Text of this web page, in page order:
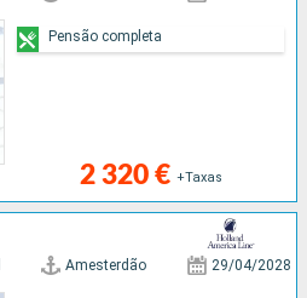
2 320 € +Taxas
Pensão completa
Amesterdão 29/04/2028